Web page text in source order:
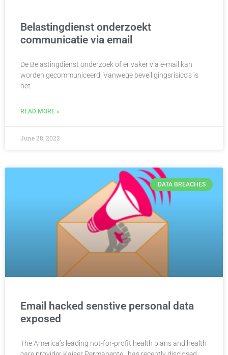
Belastingdienst onderzoekt
communicatie via email
De Belastingdienst onderzoek of er vaker via e-mail kan
worden gecommuniceerd. Vanwege beveiligingsrisico’s is
het
READ MORE »
June 28, 2022
DATA BREACHES
Email hacked senstive personal data
exposed
The America’s leading not-for-profit health plans and health